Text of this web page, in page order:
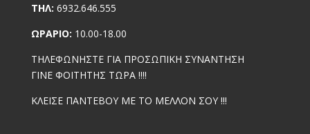
ΤΗΛ: 6932.646.555
ΩΡΑΡΙΟ: 10.00-18.00
ΤΗΛΕΦΩΝΗΣΤΕ ΓΙΑ ΠΡΟΣΩΠΙΚΗ ΣΥΝΑΝΤΗΣΗ
ΓΙΝΕ ΦΟΙΤΗΤΗΣ ΤΩΡΑ !!!!
ΚΛΕΙΣΕ ΠΑΝΤΕΒΟΥ ΜΕ ΤΟ ΜΕΛΛΟΝ ΣΟΥ !!!